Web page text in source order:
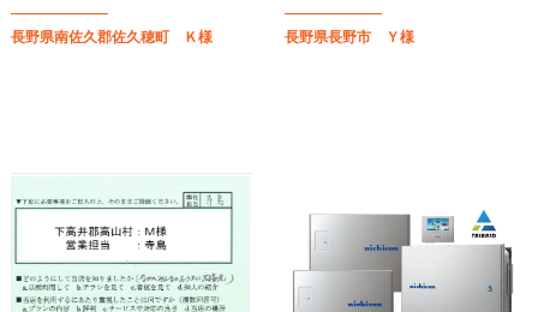
長野県南佐久郡佐久穂町 Ｋ様 長野県長野市 Ｙ様